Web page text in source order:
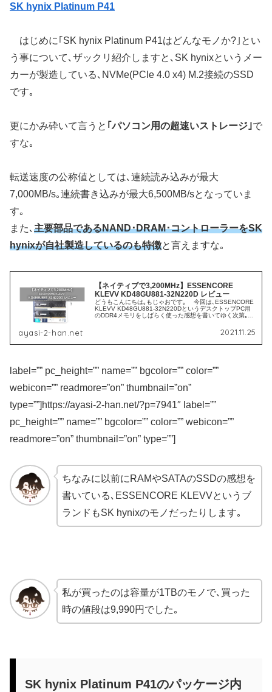
SK hynix Platinum P41
はじめに｢SK hynix Platinum P41はどんなモノか?｣とい
う事について､ザックリ紹介しますと､SK hynixというメー
カーが製造している､NVMe(PCIe 4.0 x4) M.2接続のSSD
です｡
更にかみ砕いて言うと ｢パソコン用の超速いストレージ｣で
すな｡
転送速度の公称値としては､連続読み込みが最大
7,000MB/s｡連続書き込みが最大6,500MB/sとなっていま
す｡
また､ 主要部品であるNAND･DRAM･コントローラーをSK
hynixが自社製造しているのも特徴と言えますな｡
【ネイティブで3,200MHz】ESSENCORE
KLEVV KD48GU881-32N220D レビュー
どうもこんにちは｡もじゃおです｡ 今回は､ESSENCORE
KLEVV KD48GU881-32N220DというデスクトップPC用
のDDR4メモリをしばらく使った感想を書いてゆく次第｡先
ayasi-2-han.net 2021.11.25
label=”” pc_height=”” name=”” bgcolor=”” color=””
webicon=”” readmore=”on” thumbnail=”on”
type=””]https://ayasi-2-han.net/?p=7941″ label=””
pc_height=”” name=”” bgcolor=”” color=”” webicon=””
readmore=”on” thumbnail=”on” type=””]
ちなみに以前にRAMやSATAのSSDの感想を
書いている､ESSENCORE KLEVVというブ
ランドもSK hynixのモノだったりします｡
私が買ったのは容量が1TBのモノで､買った
時の値段は9,990円でした｡
SK hynix Platinum P41のパッケージ内